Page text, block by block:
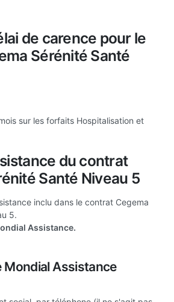
de carence pour le
Sérénité Santé
sur les forfaits Hospitalisation et
du contrat
Santé Niveau 5
inclu dans le contrat Cegema
5.
Assistance.
Mondial Assistance